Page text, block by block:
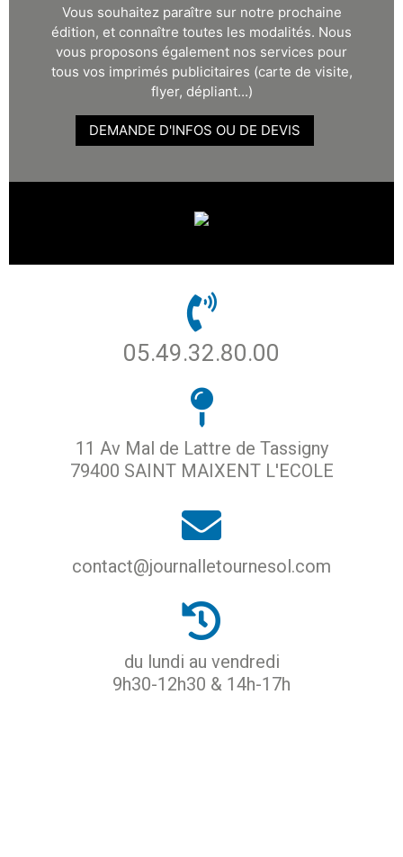
Vous souhaitez paraître sur notre prochaine
édition, et connaître toutes les modalités. Nous
vous proposons également nos services pour
tous vos imprimés publicitaires (carte de visite,
flyer, dépliant...)
DEMANDE D'INFOS OU DE DEVIS
05.49.32.80.00
11 Av Mal de Lattre de Tassigny
79400 SAINT MAIXENT L'ECOLE
contact@journalletournesol.com
du lundi au vendredi
9h30-12h30 & 14h-17h